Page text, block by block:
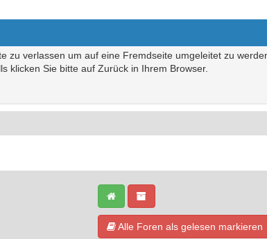
zu verlassen um auf eine Fremdseite umgeleitet zu
klicken Sie bitte auf Zurück in Ihrem Browser.
Alle Foren als gelesen markieren